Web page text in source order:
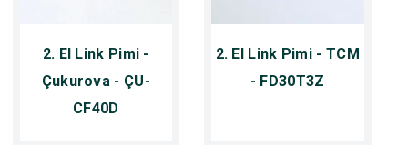
2. El Link Pimi -
Çukurova - ÇU-
CF40D
2. El Link Pimi - TCM
- FD30T3Z